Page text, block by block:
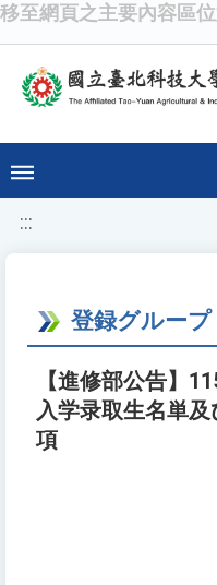
移至網頁之主要內容區
:::
登録グルー
【進修部公告】
入学录取生名単
項